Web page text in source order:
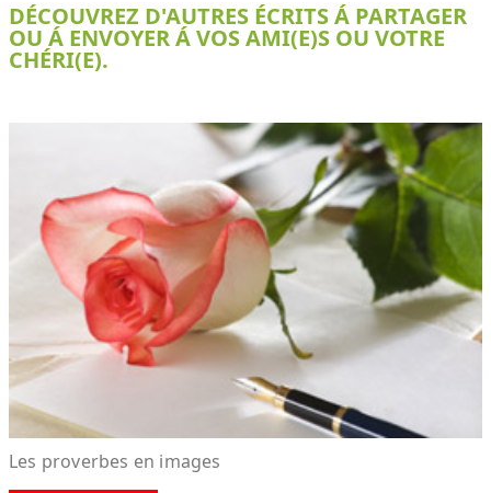
DÉCOUVREZ D'AUTRES ÉCRITS Á PARTAGER
OU Á ENVOYER Á VOS AMI(E)S OU VOTRE
CHÉRI(E).
Les proverbes en images